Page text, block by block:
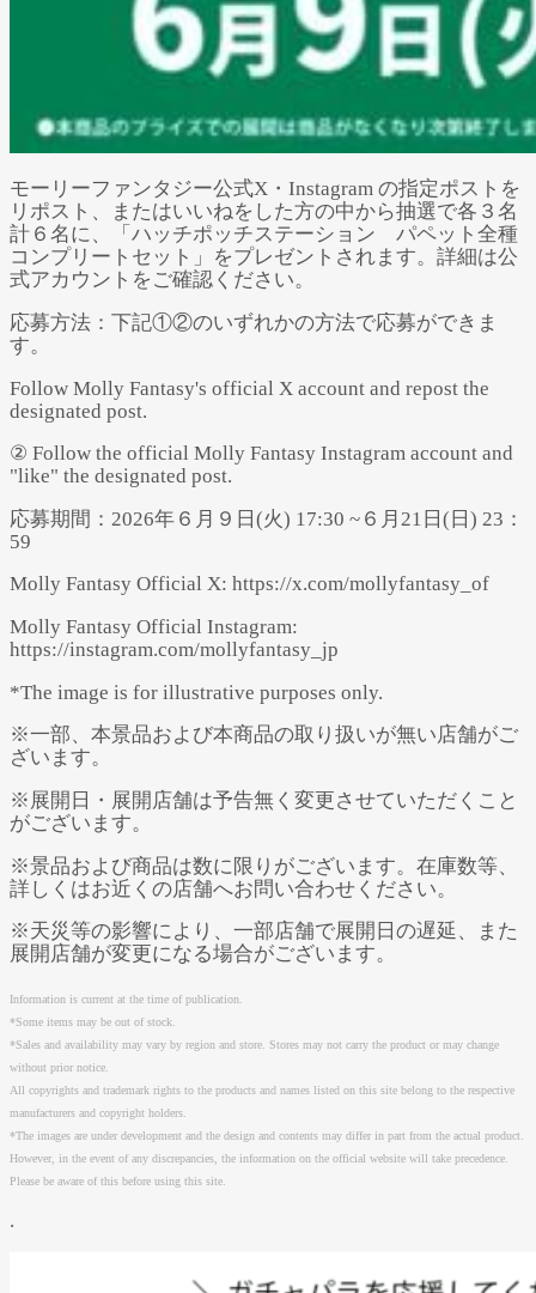
モーリーファンタジー公式X・Instagram の指定ポストを
リポスト、またはいいねをした方の中から抽選で各３名
計６名に、「ハッチポッチステーション パペット全種
コンプリートセット」をプレゼントされます。詳細は公
式アカウントをご確認ください。
応募方法：下記①②のいずれかの方法で応募ができま
す。
Follow Molly Fantasy's official X account and repost the
designated post.
② Follow the official Molly Fantasy Instagram account and
"like" the designated post.
応募期間：2026年６月９日(火) 17:30 ~６月21日(日) 23：
59
Molly Fantasy Official X: https://x.com/mollyfantasy_of
Molly Fantasy Official Instagram:
https://instagram.com/mollyfantasy_jp
*The image is for illustrative purposes only.
※一部、本景品および本商品の取り扱いが無い店舗がご
ざいます。
※展開日・展開店舗は予告無く変更させていただくこと
がございます。
※景品および商品は数に限りがございます。在庫数等、
詳しくはお近くの店舗へお問い合わせください。
※天災等の影響により、一部店舗で展開日の遅延、また
展開店舗が変更になる場合がございます。
Information is current at the time of publication.
*Some items may be out of stock.
*Sales and availability may vary by region and store. Stores may not carry the product or may change
without prior notice.
All copyrights and trademark rights to the products and names listed on this site belong to the respective
manufacturers and copyright holders.
*The images are under development and the design and contents may differ in part from the actual product.
However, in the event of any discrepancies, the information on the official website will take precedence.
Please be aware of this before using this site.
.